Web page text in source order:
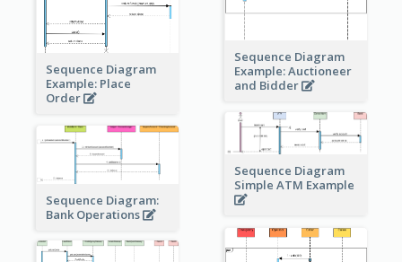
Sequence Diagram
Example: Auctioneer
and Bidder
Sequence Diagram
Example: Place
Order
Sequence Diagram
Simple ATM Example
Sequence Diagram:
Bank Operations